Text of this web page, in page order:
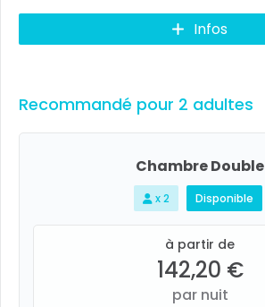
Infos
Recommandé pour 2 adultes
Chambre Double
x 2 Disponible
à partir de
142,20 €
par nuit